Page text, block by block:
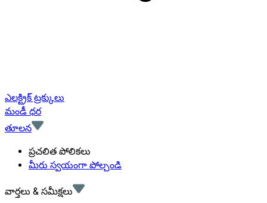
ఎలక్ట్రిక్ ట్రక్కులు
మండీ ధర
తూలన
ప్రచలిత పోలికలు
మీరు స్వయంగా పోల్చండి
వార్తలు & సమీక్షలు